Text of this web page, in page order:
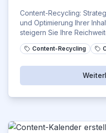
Content-Recycling:
und Optimierung Ihrer
steigern Sie Ihre
Content-Recycling